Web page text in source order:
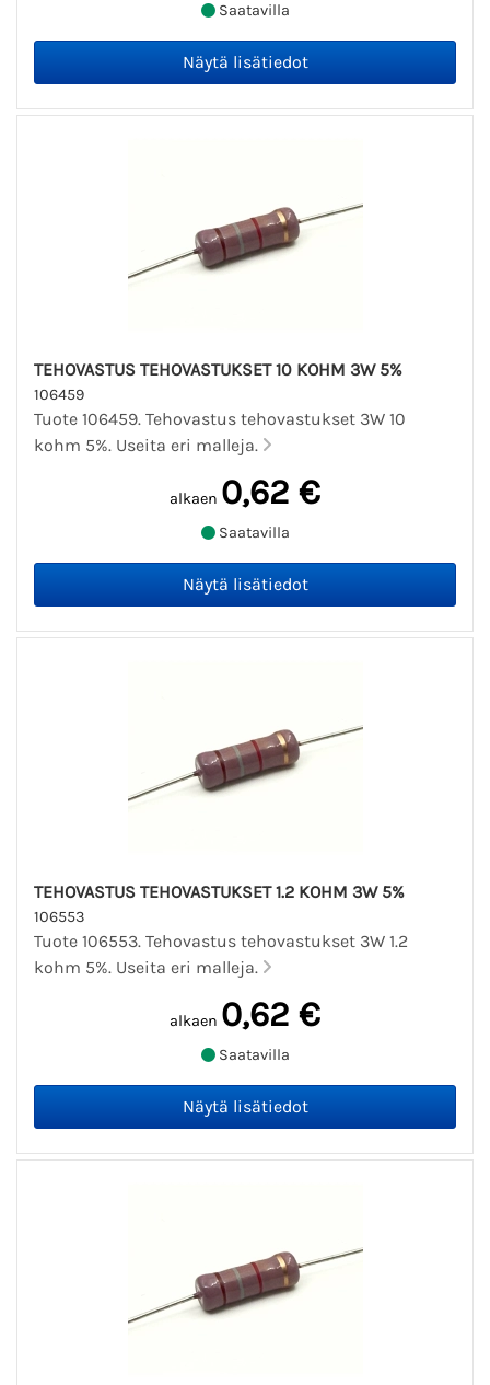
Saatavilla
TEHOVASTUS TEHOVASTUKSET 10 KOHM 3W 5%
106459
Tuote 106459. Tehovastus tehovastukset 3W 10
kohm 5%. Useita eri malleja.
alkaen 0,62 €
Saatavilla
TEHOVASTUS TEHOVASTUKSET 1.2 KOHM 3W 5%
106553
Tuote 106553. Tehovastus tehovastukset 3W 1.2
kohm 5%. Useita eri malleja.
alkaen 0,62 €
Saatavilla